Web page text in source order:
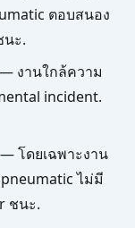
ตอบสนอง
นะ.
— งานใกล้ความ
incident.
โดยเฉพาะงาน
ไม่มี
ชนะ.